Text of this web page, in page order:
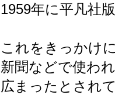
1959年に平凡社
これをきっかけ
新聞などで使わ
広まったとされ